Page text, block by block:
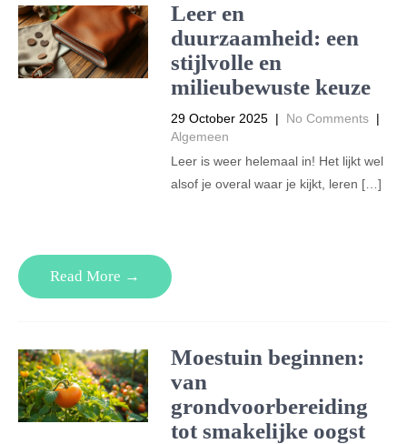
Leer en
duurzaamheid: een
stijlvolle en
milieubewuste keuze
29 October 2025 | No Comments |
Algemeen
Leer is weer helemaal in! Het lijkt wel
alsof je overal waar je kijkt, leren […]
Read More →
Moestuin beginnen:
van
grondvoorbereiding
tot smakelijke oogst